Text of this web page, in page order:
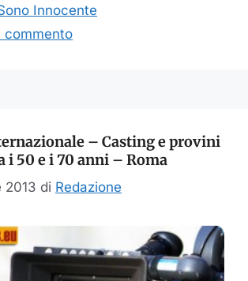
Innocente
commento
– Casting e provini
i 50 e i 70 anni – Roma
2013 di Redazione